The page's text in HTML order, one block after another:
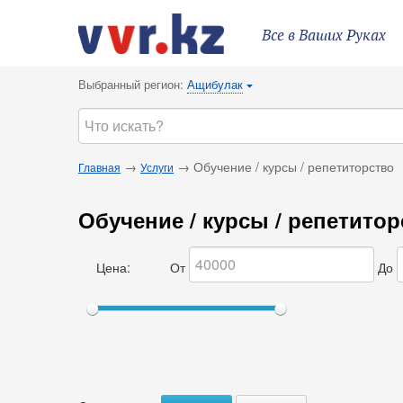
Все в Ваших Руках
Выбранный регион: Ащибулак {
Главная → Услуги → Обучение / курсы / репетиторство
Обучение / курсы /
Цена: От До